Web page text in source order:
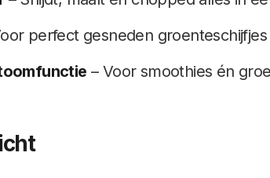
perfect gesneden
– Voor smoothies én